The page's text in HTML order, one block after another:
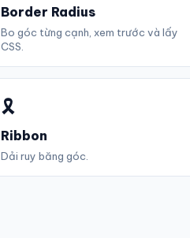
Border Radius
Bo góc từng cạnh, xem trước và lấy
CSS.
🎗️
Ribbon
Dải ruy băng góc.